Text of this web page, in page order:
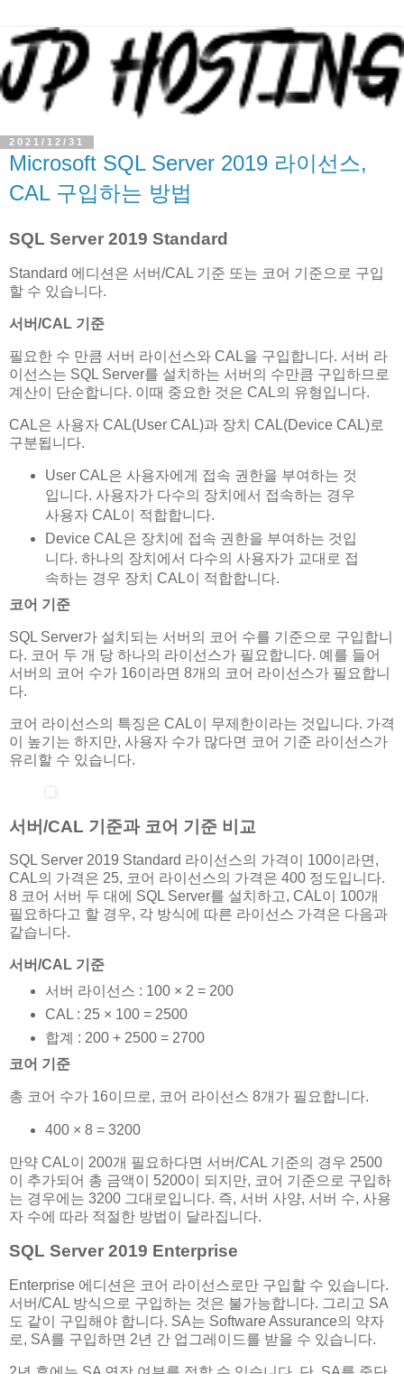
2021/12/31
Microsoft SQL Server 2019 라이선스,
CAL 구입하는 방법
SQL Server 2019 Standard
Standard 에디션은 서버/CAL 기준 또는 코어 기준으로 구입
할 수 있습니다.
서버/CAL 기준
필요한 수 만큼 서버 라이선스와 CAL을 구입합니다. 서버 라
이선스는 SQL Server를 설치하는 서버의 수만큼 구입하므로
계산이 단순합니다. 이때 중요한 것은 CAL의 유형입니다.
CAL은 사용자 CAL(User CAL)과 장치 CAL(Device CAL)로
구분됩니다.
User CAL은 사용자에게 접속 권한을 부여하는 것
입니다. 사용자가 다수의 장치에서 접속하는 경우
사용자 CAL이 적합합니다.
Device CAL은 장치에 접속 권한을 부여하는 것입
니다. 하나의 장치에서 다수의 사용자가 교대로 접
속하는 경우 장치 CAL이 적합합니다.
코어 기준
SQL Server가 설치되는 서버의 코어 수를 기준으로 구입합니
다. 코어 두 개 당 하나의 라이선스가 필요합니다. 예를 들어
서버의 코어 수가 16이라면 8개의 코어 라이선스가 필요합니
다.
코어 라이선스의 특징은 CAL이 무제한이라는 것입니다. 가격
이 높기는 하지만, 사용자 수가 많다면 코어 기준 라이선스가
유리할 수 있습니다.
서버/CAL 기준과 코어 기준 비교
SQL Server 2019 Standard 라이선스의 가격이 100이라면,
CAL의 가격은 25, 코어 라이선스의 가격은 400 정도입니다.
8 코어 서버 두 대에 SQL Server를 설치하고, CAL이 100개
필요하다고 할 경우, 각 방식에 따른 라이선스 가격은 다음과
같습니다.
서버/CAL 기준
서버 라이선스 : 100 × 2 = 200
CAL : 25 × 100 = 2500
합계 : 200 + 2500 = 2700
코어 기준
총 코어 수가 16이므로, 코어 라이선스 8개가 필요합니다.
400 × 8 = 3200
만약 CAL이 200개 필요하다면 서버/CAL 기준의 경우 2500
이 추가되어 총 금액이 5200이 되지만, 코어 기준으로 구입하
는 경우에는 3200 그대로입니다. 즉, 서버 사양, 서버 수, 사용
자 수에 따라 적절한 방법이 달라집니다.
SQL Server 2019 Enterprise
Enterprise 에디션은 코어 라이선스로만 구입할 수 있습니다.
서버/CAL 방식으로 구입하는 것은 불가능합니다. 그리고 SA
도 같이 구입해야 합니다. SA는 Software Assurance의 약자
로, SA를 구입하면 2년 간 업그레이드를 받을 수 있습니다.